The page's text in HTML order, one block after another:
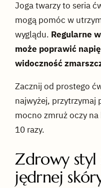
Joga twarzy to seria
mogą pomóc w
wyglądu. Regularne
może poprawić
widoczność
Zacznij od prostego
najwyżej, przytrzymaj
mocno zmruż oczy
10 razy.
Zdrowy styl
jędrnej